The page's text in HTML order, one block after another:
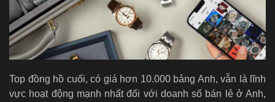
Top đồng hồ cuối, có giá hơn 10.000 bảng Anh, vẫn là lĩnh
vực hoạt động mạnh nhất đối với doanh số bán lẻ ở Anh,